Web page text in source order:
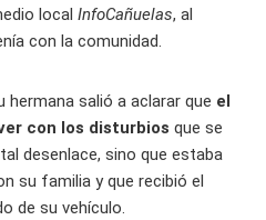
local InfoCañuelas, al
con la comunidad.
hermana salió a aclarar que el
con los disturbios que se
desenlace, sino que estaba
su familia y que recibió el
de su vehículo.